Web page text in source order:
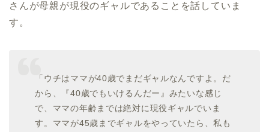
さんが母親が現役のギャルであることを話していま
す。
「ウチはママが40歳でまだギャルなんですよ。だ
から、『40歳でもいけるんだー』みたいな感じ
で、ママの年齢までは絶対に現役ギャルでいま
す。ママが45歳までギャルをやっていたら、私も